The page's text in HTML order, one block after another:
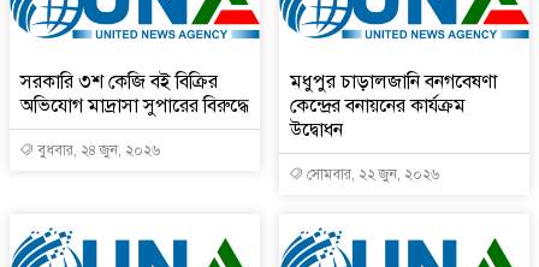
সরকারি ৩শ কেজি বই বিক্রির
অভিযোগ মাদ্রাসা সুপারের বিরুদ্ধে
বুধবার, ২৪ জুন, ২০২৬
মধুপুর চাড়ালজানি বনগবেষণা
কেন্দ্রের বনায়নের কার্যক্রম
উদ্বোধন
সোমবার, ২২ জুন, ২০২৬